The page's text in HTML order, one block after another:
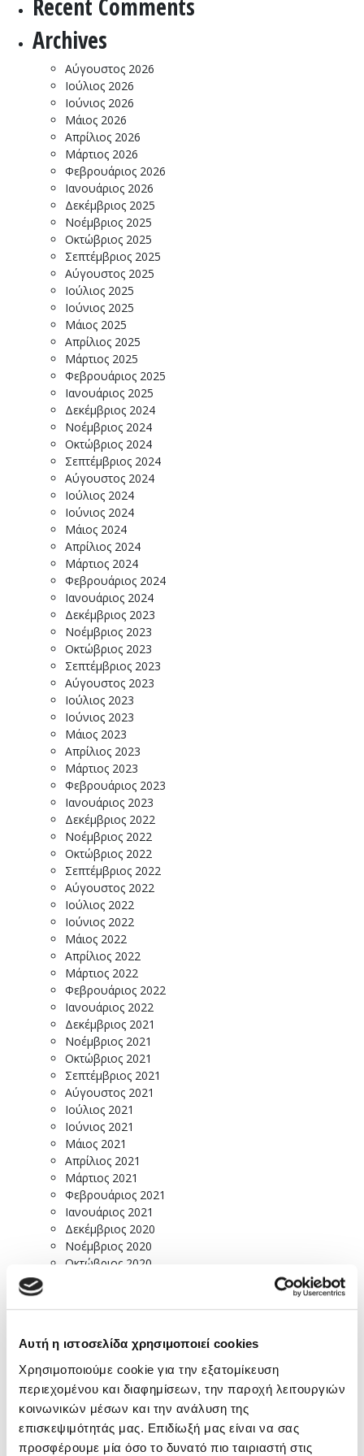
Αυτή η ιστοσελίδα χρησιμοποιεί cookies
Χρησιμοποιούμε cookie για την εξατομίκευση
περιεχομένου και διαφημίσεων, την παροχή λειτουργιών
κοινωνικών μέσων και την ανάλυση της
επισκεψιμότητάς μας. Επιδίωξή μας είναι να σας
προσφέρουμε μία όσο το δυνατό πιο ταιριαστή στις
Recent Comments
Archives
Αύγουστος 2026
Ιούλιος 2026
Ιούνιος 2026
Μάιος 2026
Απρίλιος 2026
Μάρτιος 2026
Φεβρουάριος 2026
Ιανουάριος 2026
Δεκέμβριος 2025
Νοέμβριος 2025
Οκτώβριος 2025
Σεπτέμβριος 2025
Αύγουστος 2025
Ιούλιος 2025
Ιούνιος 2025
Μάιος 2025
Απρίλιος 2025
Μάρτιος 2025
Φεβρουάριος 2025
Ιανουάριος 2025
Δεκέμβριος 2024
Νοέμβριος 2024
Οκτώβριος 2024
Σεπτέμβριος 2024
Αύγουστος 2024
Ιούλιος 2024
Ιούνιος 2024
Μάιος 2024
Απρίλιος 2024
Μάρτιος 2024
Φεβρουάριος 2024
Ιανουάριος 2024
Δεκέμβριος 2023
Νοέμβριος 2023
Οκτώβριος 2023
Σεπτέμβριος 2023
Αύγουστος 2023
Ιούλιος 2023
Ιούνιος 2023
Μάιος 2023
Απρίλιος 2023
Μάρτιος 2023
Φεβρουάριος 2023
Ιανουάριος 2023
Δεκέμβριος 2022
Νοέμβριος 2022
Οκτώβριος 2022
Σεπτέμβριος 2022
Αύγουστος 2022
Ιούλιος 2022
Ιούνιος 2022
Μάιος 2022
Απρίλιος 2022
Μάρτιος 2022
Φεβρουάριος 2022
Ιανουάριος 2022
Δεκέμβριος 2021
Νοέμβριος 2021
Οκτώβριος 2021
Σεπτέμβριος 2021
Αύγουστος 2021
Ιούλιος 2021
Ιούνιος 2021
Μάιος 2021
Απρίλιος 2021
Μάρτιος 2021
Φεβρουάριος 2021
Ιανουάριος 2021
Δεκέμβριος 2020
Νοέμβριος 2020
Οκτώβριος 2020
Ιούλιος 2020
Μάιος 2020
Απρίλιος 2020
Μάρτιος 2020
Φεβρουάριος 2020
Ιανουάριος 2020
Δεκέμβριος 2019
Νοέμβριος 2019